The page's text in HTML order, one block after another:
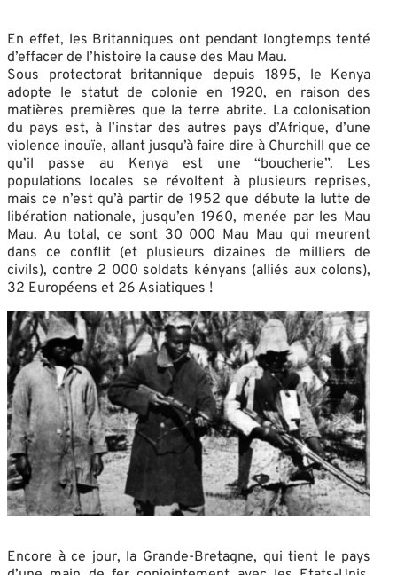
En effet, les Britanniques ont pendant longtemps tenté
d’effacer de l’histoire la cause des Mau Mau.
Sous protectorat britannique depuis 1895, le Kenya
adopte le statut de colonie en 1920, en raison des
matières premières que la terre abrite. La colonisation
du pays est, à l’instar des autres pays d’Afrique, d’une
violence inouïe, allant jusqu’à faire dire à Churchill que ce
qu’il passe au Kenya est une “boucherie”. Les
populations locales se révoltent à plusieurs reprises,
mais ce n’est qu’à partir de 1952 que débute la lutte de
libération nationale, jusqu’en 1960, menée par les Mau
Mau. Au total, ce sont 30 000 Mau Mau qui meurent
dans ce conflit (et plusieurs dizaines de milliers de
civils), contre 2 000 soldats kényans (alliés aux colons),
32 Européens et 26 Asiatiques !
Encore à ce jour, la Grande-Bretagne, qui tient le pays